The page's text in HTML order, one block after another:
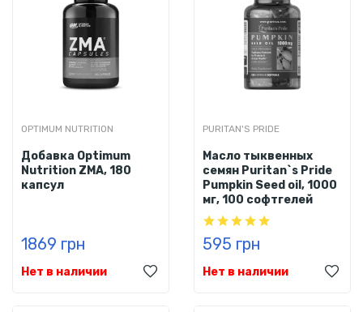
OPTIMUM NUTRITION
Добавка Optimum
Nutrition ZMA, 180
капсул
1869 грн
Нет в наличии
PURITAN'S PRIDE
Масло тыквенных
семян Puritan`s Pride
Pumpkin Seed oil, 1000
мг, 100 софтгелей
595 грн
Нет в наличии